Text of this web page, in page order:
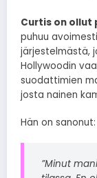
Curtis on ollut
puhuu
järjestelmästä,
Hollywoodin
suodattimien
josta nainen
Hän on sanonut:
”Minut